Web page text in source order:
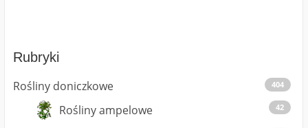
Rubryki
Rośliny doniczkowe
404
Rośliny ampelowe 42